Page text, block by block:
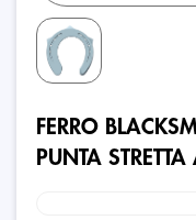
FERRO
PUNTA